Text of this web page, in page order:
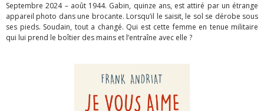
Septembre 2024 – août 1944. Gabin, quinze ans, est attiré par un étrange
appareil photo dans une brocante. Lorsqu’il le saisit, le sol se dérobe sous
ses pieds. Soudain, tout a changé. Qui est cette femme en tenue militaire
qui lui prend le boîtier des mains et l’entraîne avec elle ?